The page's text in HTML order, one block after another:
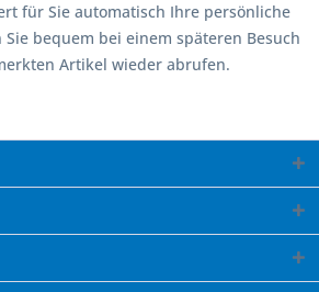
für Sie automatisch Ihre persönliche
bequem bei einem späteren Besuch
Artikel wieder abrufen.